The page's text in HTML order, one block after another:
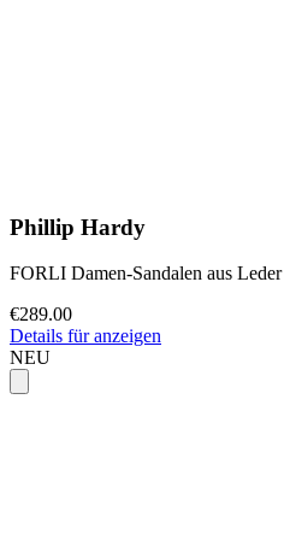
Phillip Hardy
FORLI Damen-Sandalen aus
€289.00
Details für anzeigen
NEU